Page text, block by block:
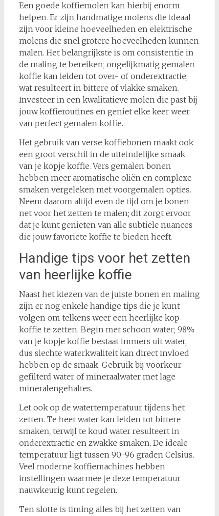
Een goede koffiemolen kan hierbij enorm
helpen. Er zijn handmatige molens die ideaal
zijn voor kleine hoeveelheden en elektrische
molens die snel grotere hoeveelheden kunnen
malen. Het belangrijkste is om consistentie in
de maling te bereiken; ongelijkmatig gemalen
koffie kan leiden tot over- of onderextractie,
wat resulteert in bittere of vlakke smaken.
Investeer in een kwalitatieve molen die past bij
jouw koffieroutines en geniet elke keer weer
van perfect gemalen koffie.
Het gebruik van verse koffiebonen maakt ook
een groot verschil in de uiteindelijke smaak
van je kopje koffie. Vers gemalen bonen
hebben meer aromatische oliën en complexe
smaken vergeleken met voorgemalen opties.
Neem daarom altijd even de tijd om je bonen
net voor het zetten te malen; dit zorgt ervoor
dat je kunt genieten van alle subtiele nuances
die jouw favoriete koffie te bieden heeft.
Handige tips voor het zetten
van heerlijke koffie
Naast het kiezen van de juiste bonen en maling
zijn er nog enkele handige tips die je kunt
volgen om telkens weer een heerlijke kop
koffie te zetten. Begin met schoon water; 98%
van je kopje koffie bestaat immers uit water,
dus slechte waterkwaliteit kan direct invloed
hebben op de smaak. Gebruik bij voorkeur
gefilterd water of mineraalwater met lage
mineralengehaltes.
Let ook op de watertemperatuur tijdens het
zetten. Te heet water kan leiden tot bittere
smaken, terwijl te koud water resulteert in
onderextractie en zwakke smaken. De ideale
temperatuur ligt tussen 90-96 graden Celsius.
Veel moderne koffiemachines hebben
instellingen waarmee je deze temperatuur
nauwkeurig kunt regelen.
Ten slotte is timing alles bij het zetten van